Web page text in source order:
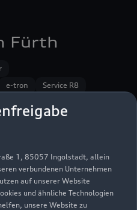
1, 85057 Ingolstadt, allein
verbundenen Unternehmen
auf unserer Website
und ähnliche Technologien
unsere Website zu
Fürth
e-tron
Service R8